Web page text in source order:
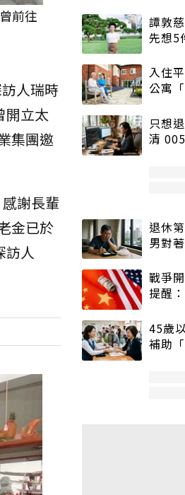
前往
人瑞時
開立太
集團邀
謝長輩
金已於
訪人
譚敦
先想5
入住
公寓
只想
清
退休
男對
戰爭
提醒
45歲
補助